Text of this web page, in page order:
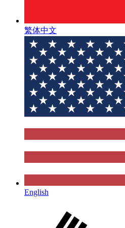
繁体中文
English